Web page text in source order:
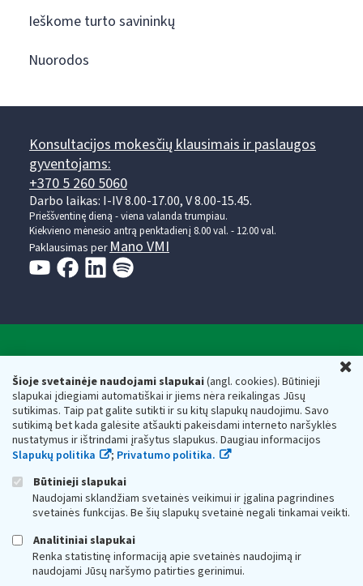
Šioje svetainėje naudojami slapukai(angl. cookies). Būtinieji
slapukai įdiegiami automatiškai ir jiems nėra reikalingas Jūsų
sutikimas. Taip pat galite sutikti ir su kitų slapukų naudojimu. Savo
sutikimą bet kada galėsite atšaukti pakeisdami interneto naršyklės
nustatymus ir ištrindami įrašytus slapukus. Daugiau informacijos
Slapukų politika
; Privatumo politika.
Būtinieji slapukai
Naudojami sklandžiam svetainės veikimui ir įgalina pagrindines
svetainės funkcijas. Be šių slapukų svetainė negali tinkamai veikti.
Analitiniai slapukai
Renka statistinę informaciją apie svetainės naudojimą ir
naudojami Jūsų naršymo patirties gerinimui.
Ieškome turto savininkų
Nuorodos
Konsultacijos mokesčių klausimais ir paslaugos
gyventojams:
+370 5 260 5060
Darbo laikas: I-IV 8.00-17.00, V 8.00-15.45.
Prieššventinę dieną - viena valanda trumpiau.
Kiekvieno mėnesio antrą penktadienį 8.00 val. - 12.00 val.
Paklausimas per Mano VMI
Respublikos finansų ministerijos
Biudžetinė įstaiga. Juridinio asmens kodas — 188659752,
adresas: Vasario 16-osios g. 14, 01107 Vilnius, Lietuva, el.paštas:
vmi@vmi.lt, E. pristatymo dėžutės adresas 188659752
Duomenys apie Valstybinę mokesčių inspekciją prie Lietuvos
Respublikos finansų ministerijos kaupiami ir saugomi Juridinių